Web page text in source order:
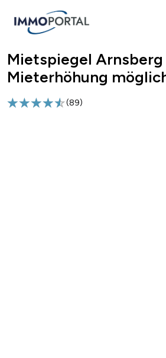
Breadcrumb
Mietspiegel Arnsberg
Mieterhöhung
(89)